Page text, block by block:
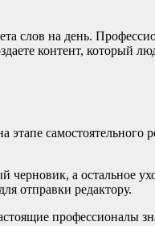
слов на день.
контент, который
а остальное
отправки редактору.
профессионалы